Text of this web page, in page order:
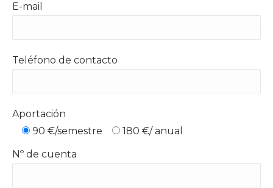
E-mail
Teléfono de contacto
Aportación
90 €/semestre
180 €/ anual
Nº de cuenta